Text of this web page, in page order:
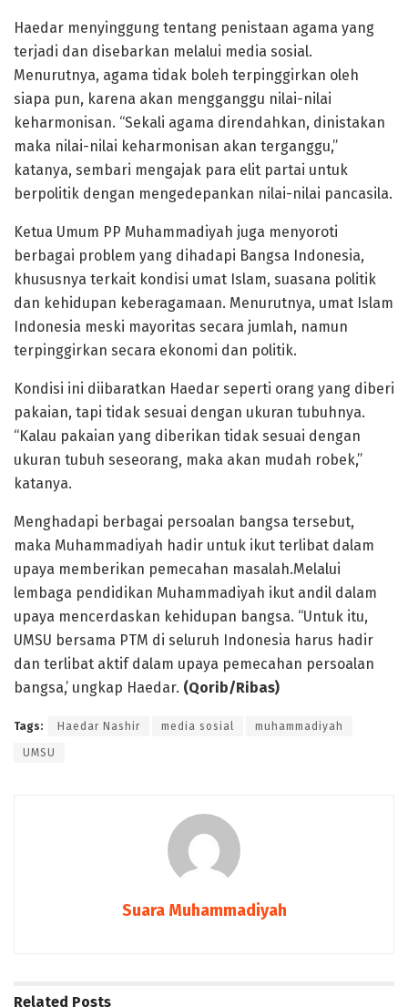
Haedar menyinggung tentang penistaan agama yang
terjadi dan disebarkan melalui media sosial.
Menurutnya, agama tidak boleh terpinggirkan oleh
siapa pun, karena akan mengganggu nilai-nilai
keharmonisan. “Sekali agama direndahkan, dinistakan
maka nilai-nilai keharmonisan akan terganggu,”
katanya, sembari mengajak para elit partai untuk
berpolitik dengan mengedepankan nilai-nilai pancasila.
Ketua Umum PP Muhammadiyah juga menyoroti
berbagai problem yang dihadapi Bangsa Indonesia,
khususnya terkait kondisi umat Islam, suasana politik
dan kehidupan keberagamaan. Menurutnya, umat Islam
Indonesia meski mayoritas secara jumlah, namun
terpinggirkan secara ekonomi dan politik.
Kondisi ini diibaratkan Haedar seperti orang yang diberi
pakaian, tapi tidak sesuai dengan ukuran tubuhnya.
“Kalau pakaian yang diberikan tidak sesuai dengan
ukuran tubuh seseorang, maka akan mudah robek,”
katanya.
Menghadapi berbagai persoalan bangsa tersebut,
maka Muhammadiyah hadir untuk ikut terlibat dalam
upaya memberikan pemecahan masalah.Melalui
lembaga pendidikan Muhammadiyah ikut andil dalam
upaya mencerdaskan kehidupan bangsa. “Untuk itu,
UMSU bersama PTM di seluruh Indonesia harus hadir
dan terlibat aktif dalam upaya pemecahan persoalan
bangsa,’ ungkap Haedar. (Qorib/Ribas)
Tags: Haedar Nashir media sosial muhammadiyah
UMSU
Suara Muhammadiyah
Related Posts